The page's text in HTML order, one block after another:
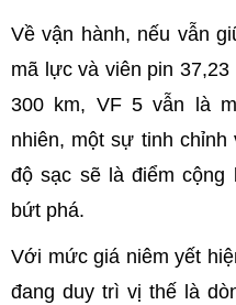
Về vận hành, nếu vẫn
mã lực và viên pin
300 km, VF 5 vẫn là
nhiên, một sự tinh
độ sạc sẽ là điểm
bứt phá.
Với mức giá niêm yết
đang duy trì vị thế là